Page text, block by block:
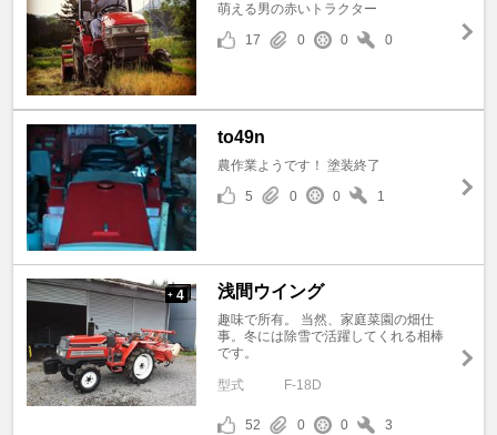
萌える男の赤いトラクター
17
0 0 0
to49n
農作業ようです！ 塗装終了
5
0 0 1
+ 4 浅間ウイング
趣味で所有。 当然、家庭菜園の畑仕
事。冬には除雪で活躍してくれる相棒
です。
型式 F-18D
52 0 0 3